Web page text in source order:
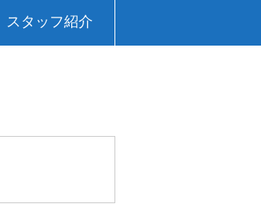
スタッフ紹介